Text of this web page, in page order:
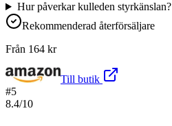
Hur påverkar kulleden styrkänslan?
Rekommenderad återförsäljare
Från 164 kr
Till butik
#5
8.4/10